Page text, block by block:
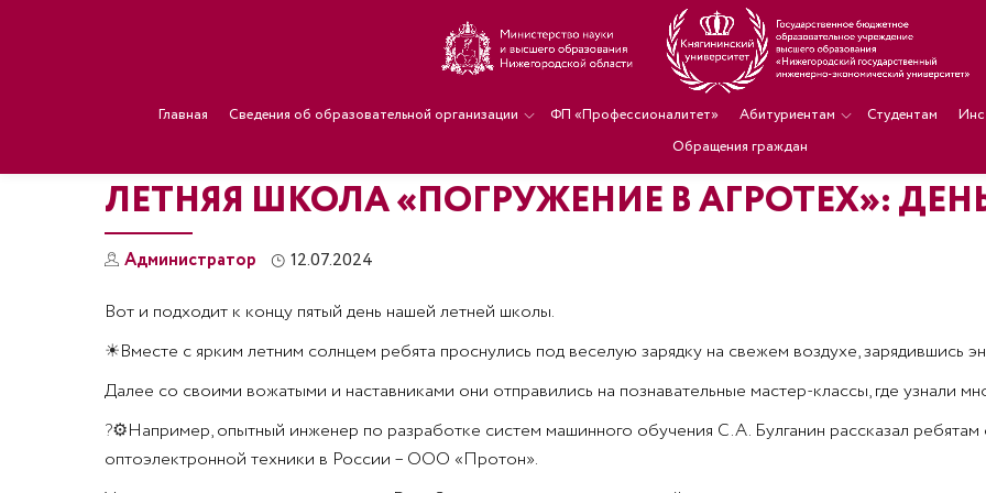
Главная Сведения об образовательной организации ФП «Профессионалитет» Абитуриентам Студентам
Обращения граждан
ЛЕТНЯЯ ШКОЛА «ПОГРУЖЕНИЕ В АГРОТЕХ»:
Администратор 12.07.2024
Вот и подходит к концу пятый день нашей летней школы.
☀Вместе с ярким летним солнцем ребята проснулись под веселую зарядку на свежем воздухе, зарядившись
Далее со своими вожатыми и наставниками они отправились на познавательные мастер-классы, где узнали
?⚙Например, опытный инженер по разработке систем машинного обучения С.А. Булганин рассказал
оптоэлектронной техники в России – ООО «Протон».